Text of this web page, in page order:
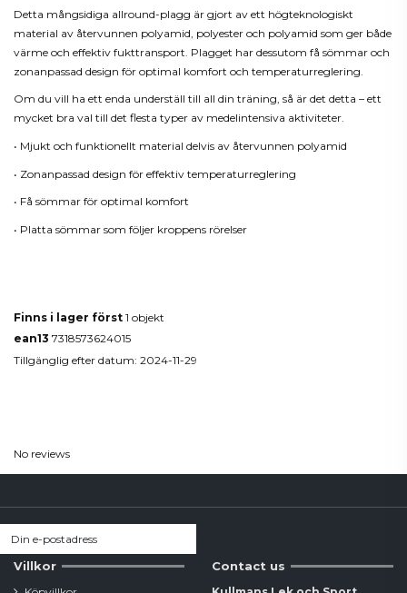
Detta mångsidiga allround-plagg är gjort av ett högteknologiskt
material av återvunnen polyamid, polyester och polyamid som ger både
värme och effektiv fukttransport. Plagget har dessutom få sömmar och
zonanpassad design för optimal komfort och temperaturreglering.
Om du vill ha ett enda underställ till all din träning, så är det detta – ett
mycket bra val till det flesta typer av medelintensiva aktiviteter.
• Mjukt och funktionellt material delvis av återvunnen polyamid
• Zonanpassad design för effektiv temperaturreglering
• Få sömmar för optimal komfort
• Platta sömmar som följer kroppens rörelser
Finns i lager först 1 objekt
ean13 7318573624015
Tillgänglig efter datum: 2024-11-29
No reviews
Villkor Contact us